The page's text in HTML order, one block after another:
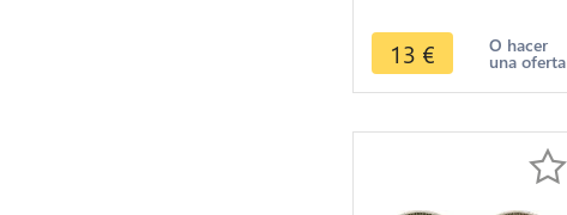
offer
13 € O hacer
una oferta